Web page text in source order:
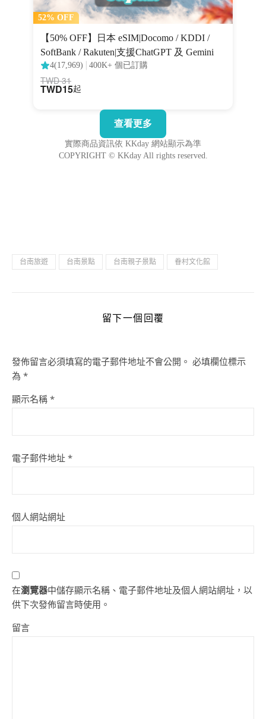
台南旅遊 台南景點 台南親子景點 眷村文化館
留下一個回覆
發佈留言必須填寫的電子郵件地址不會公開。 必填欄位標示
為 *
顯示名稱 *
電子郵件地址 *
個人網站網址
在瀏覽器中儲存顯示名稱、電子郵件地址及個人網站網址，以
供下次發佈留言時使用。
留言